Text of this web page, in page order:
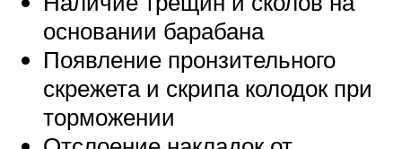
основании барабана
Появление пронзительного
скрежета и скрипа колодок при
торможении